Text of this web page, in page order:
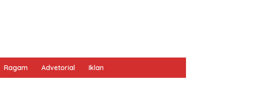
Ragam Advetorial Iklan